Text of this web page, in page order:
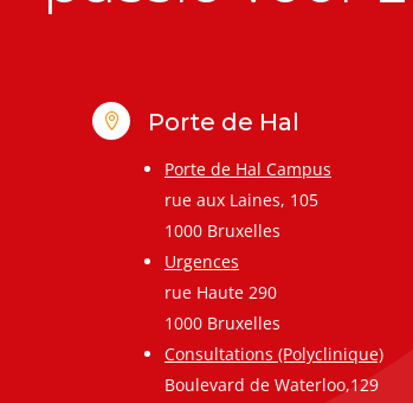
 Porte de Hal
Porte de Hal Campus
rue aux Laines, 105
1000 Bruxelles
Urgences
rue Haute 290
1000 Bruxelles
Consultations (Polyclinique)
Boulevard de Waterloo,129